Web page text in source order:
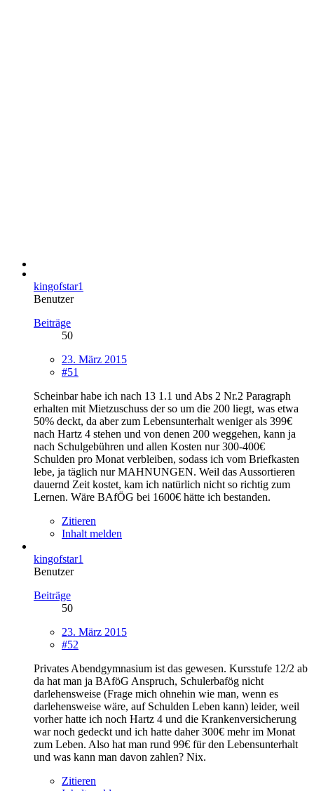
kingofstar1
Benutzer
Beiträge
50
23. März 2015
#51
Scheinbar habe ich nach 13 1.1 und Abs 2 Nr.2 Paragraph
erhalten mit Mietzuschuss der so um die 200 liegt, was etwa
50% deckt, da aber zum Lebensunterhalt weniger als 399€
nach Hartz 4 stehen und von denen 200 weggehen, kann ja
nach Schulgebühren und allen Kosten nur 300-400€
Schulden pro Monat verbleiben, sodass ich vom Briefkasten
lebe, ja täglich nur MAHNUNGEN. Weil das Aussortieren
dauernd Zeit kostet, kam ich natürlich nicht so richtig zum
Lernen. Wäre BAfÖG bei 1600€ hätte ich bestanden.
Zitieren
Inhalt melden
kingofstar1
Benutzer
Beiträge
50
23. März 2015
#52
Privates Abendgymnasium ist das gewesen. Kursstufe 12/2 ab
da hat man ja BAföG Anspruch, Schulerbafög nicht
darlehensweise (Frage mich ohnehin wie man, wenn es
darlehensweise wäre, auf Schulden Leben kann) leider, weil
vorher hatte ich noch Hartz 4 und die Krankenversicherung
war noch gedeckt und ich hatte daher 300€ mehr im Monat
zum Leben. Also hat man rund 99€ für den Lebensunterhalt
und was kann man davon zahlen? Nix.
Zitieren